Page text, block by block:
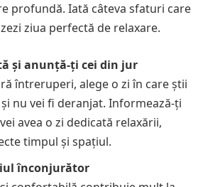
profundă. Iată câteva sfaturi care
ziua perfectă de relaxare.
și anunță-ți cei din jur
întreruperi, alege o zi în care știi
nu vei fi deranjat. Informează-ți
avea o zi dedicată relaxării,
timpul și spațiul.
înconjurător